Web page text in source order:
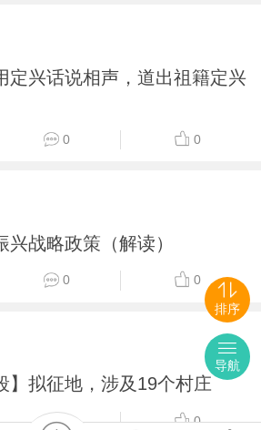
定兴话说相声，道出祖籍定兴
0 0
战略政策（解读）
0 0
】拟征地，涉及19个村庄
0 0
排序
导航